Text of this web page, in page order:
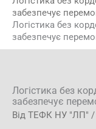
забезпечує
Логістика без
забезпечує
Логістика без
забезпечує
Від ТЕФК НУ "ЛП" /